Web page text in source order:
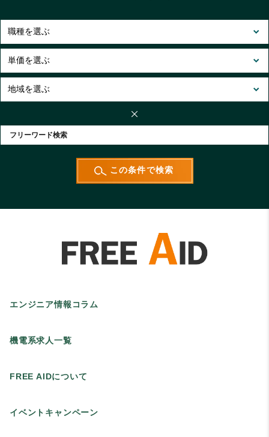
エンジニア情報コラム
機電系求人一覧
FREE AIDについて
イベントキャンペーン